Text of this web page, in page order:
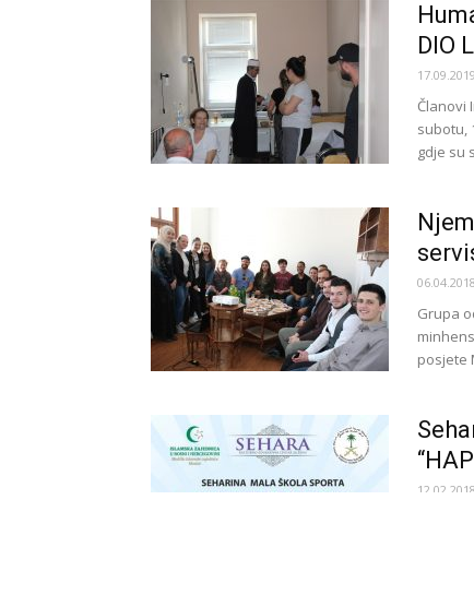
DIO
Članovi
subotu,
gdje su
Grupa
posjete
12.02.2018.